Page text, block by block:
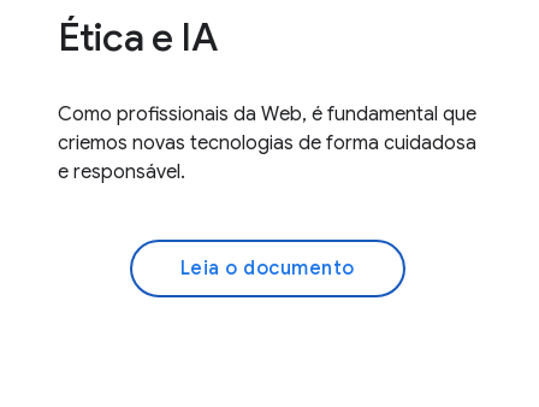
Ética e IA
Como profissionais da Web, é fundamental que
criemos novas tecnologias de forma cuidadosa
e responsável.
Leia o documento